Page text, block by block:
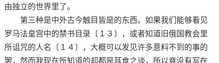
由独立的世界里了。
第三种是中外古今触目皆是的东西。如果我们能够看见
罗马法皇宫中的禁书目录〔１３〕，或者知道旧俄国教会里
所诅咒的人名〔１４〕，大概可以发见许多意料不到的事的
罢，然而我现在所知道的却都是耳食之谈，所以竟没有写在